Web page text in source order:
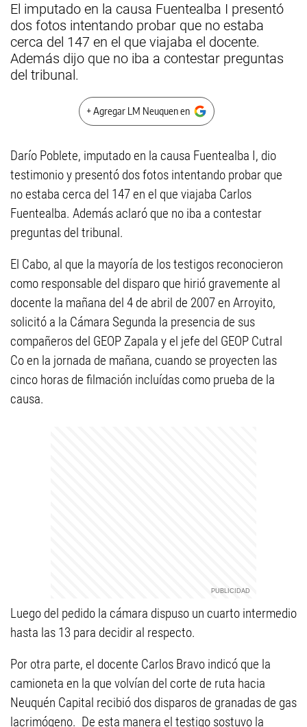
El imputado en la causa Fuentealba I presentó
dos fotos intentando probar que no estaba
cerca del 147 en el que viajaba el docente.
Además dijo que no iba a contestar preguntas
del tribunal.
+ Agregar LM Neuquen en
Darío Poblete, imputado en la causa Fuentealba I, dio
testimonio y presentó dos fotos intentando probar que
no estaba cerca del 147 en el que viajaba Carlos
Fuentealba. Además aclaró que no iba a contestar
preguntas del tribunal.
El Cabo, al que la mayoría de los testigos reconocieron
como responsable del disparo que hirió gravemente al
docente la mañana del 4 de abril de 2007 en Arroyito,
solicitó a la Cámara Segunda la presencia de sus
compañeros del GEOP Zapala y el jefe del GEOP Cutral
Co en la jornada de mañana, cuando se proyecten las
cinco horas de filmación incluídas como prueba de la
causa.
Luego del pedido la cámara dispuso un cuarto intermedio
hasta las 13 para decidir al respecto.
Por otra parte, el docente Carlos Bravo indicó que la
camioneta en la que volvían del corte de ruta hacia
Neuquén Capital recibió dos disparos de granadas de gas
lacrimógeno. De esta manera el testigo sostuvo la